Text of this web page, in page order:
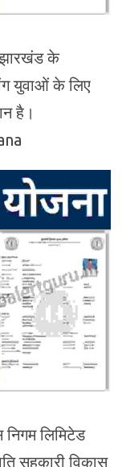
झारखंड के
युवाओं के लिए
है।
लिमिटेड
सहकारी विकास